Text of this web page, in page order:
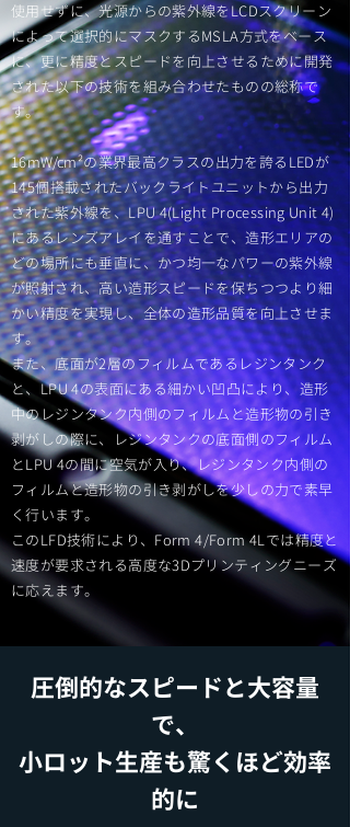
使用せずに、光源からの紫外線をLCDスクリーン
によって選択的にマスクするMSLA方式をベース
に、更に精度とスピードを向上させるために開発
された以下の技術を組み合わせたものの総称で
す。
16mW/cm²の業界最高クラスの出力を誇るLEDが
145個搭載されたバックライトユニットから出力
された紫外線を、LPU 4(Light Processing Unit 4)
にあるレンズアレイを通すことで、造形エリアの
どの場所にも垂直に、かつ均一なパワーの紫外線
が照射され、高い造形スピードを保ちつつより細
かい精度を実現し、全体の造形品質を向上させま
す。
また、底面が2層のフィルムであるレジンタンク
と、LPU 4の表面にある細かい凹凸により、造形
中のレジンタンク内側のフィルムと造形物の引き
剥がしの際に、レジンタンクの底面側のフィルム
とLPU 4の間に空気が入り、レジンタンク内側の
フィルムと造形物の引き剥がしを少しの力で素早
く行います。
このLFD技術により、Form 4/Form 4Lでは精度と
速度が要求される高度な3Dプリンティングニーズ
に応えます。
圧倒的なスピードと大容量
で、
小ロット生産も驚くほど効率
的に